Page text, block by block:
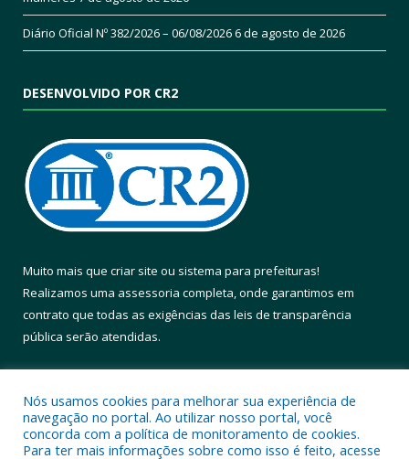
Diário Oficial Nº 382/2026 – 06/08/20266 de agosto de 2026
DESENVOLVIDO POR CR2
Muito mais que criar site ou sistema para prefeituras!
Realizamos uma assessoria completa, onde garantimos em
contrato que todas as exigências das leis de transparência
pública serão atendidas.
Nós usamos cookies para melhorar sua experiência de
navegação no portal. Ao utilizar nosso portal, você
concorda com a política de monitoramento de cookies.
Para ter mais informações sobre como isso é feito, acesse